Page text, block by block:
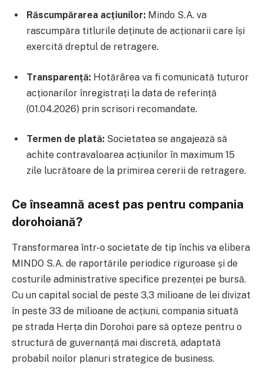
Răscumpărarea acțiunilor: Mindo S.A. va
rascumpăra titlurile deținute de acționarii care își
exercită dreptul de retragere.
Transparență: Hotărârea va fi comunicată tuturor
acționarilor înregistrați la data de referință
(01.04.2026) prin scrisori recomandate.
Termen de plată: Societatea se angajează să
achite contravaloarea acțiunilor în maximum 15
zile lucrătoare de la primirea cererii de retragere.
Ce înseamnă acest pas pentru compania
dorohoiană?
Transformarea într-o societate de tip închis va elibera
MINDO S.A. de raportările periodice riguroase și de
costurile administrative specifice prezenței pe bursă.
Cu un capital social de peste 3,3 milioane de lei divizat
în peste 33 de milioane de acțiuni, compania situată
pe strada Herța din Dorohoi pare să opteze pentru o
structură de guvernanță mai discretă, adaptată
probabil noilor planuri strategice de business.